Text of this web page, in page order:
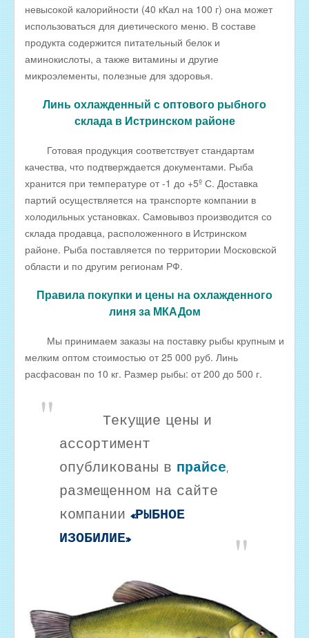
Оптовые цены на РЫБНЫЕ СТЕЙКИ
Оптовые цены на СВЕЖЕЗАМОРОЖЕННУЮ РЫБУ
Оптовые цены на МОРЕПРОДУКТЫ
Оптовые цены на РЫБНУЮ ИКРУ
Оптовые цены на ЖИВУЮ РЫБУ
Оптовые цены на ОХЛАЖДЕННУЮ РЫБУ
Оптовые цены на ВЯЛЕНУЮ РЫБУ
Оптовые цены на ФИЛЕ ИЗ РЫБЫ
Оптовые цены на СОЛЕНУЮ РЫБУ
Оптовые цены на КОПЧЁНУЮ РЫБУ
Скачать все прайсы в одном архиве
МЯСНАЯ ПРОДУКЦИЯ
ОБРАТНАЯ СВЯЗЬ
ИНТЕРНЕТ-МАГАЗИН
невысокой калорийности (40 кКал на 100 г) она может
использоваться для диетического меню. В составе
продукта содержится питательный белок и
аминокислоты, а также витамины и другие
микроэлементы, полезные для здоровья.
Линь охлажденный с оптового рыбного
склада в Истринском районе
Готовая продукция соответствует стандартам
качества, что подтверждается документами. Рыба
хранится при температуре от -1 до +5º С. Доставка
партий осуществляется на транспорте компании в
холодильных установках. Самовывоз производится со
склада продавца, расположенного в Истринском
районе. Рыба поставляется по территории Московской
области и по другим регионам РФ.
Правила покупки и цены на охлажденного
линя за МКАДом
Мы принимаем заказы на поставку рыбы крупным и
мелким оптом стоимостью от 25 000 руб. Линь
расфасован по 10 кг. Размер рыбы: от 200 до 500 г.
Текущие цены и
ассортимент
опубликованы в прайсе,
размещенном на сайте
компании «РЫБНОЕ
ИЗОБИЛИЕ»